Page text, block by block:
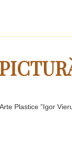
Plastice ”Igor